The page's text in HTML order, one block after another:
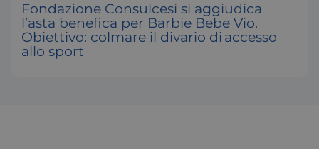
Fondazione Consulcesi si aggiudica
l’asta benefica per Barbie Bebe Vio.
Obiettivo: colmare il divario di accesso
allo sport